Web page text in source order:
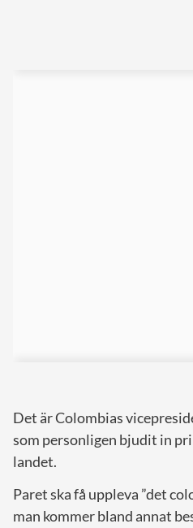
Det är Colombias
som personligen bjudit in
landet.
Paret ska få uppleva ”det
man kommer bland annat